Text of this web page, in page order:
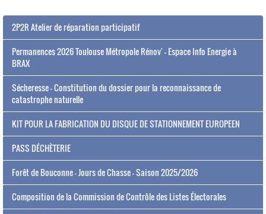
2P2R Atelier de réparation participatif
Permanences 2026 Toulouse Métropole Rénov' - Espace Info Energie à
BRAX
Sécheresse - Constitution du dossier pour la reconnaissance de
catastrophe naturelle
KIT POUR LA FABRICATION DU DISQUE DE STATIONNEMENT EUROPEEN
PASS DÉCHÈTERIE
Forêt de Bouconne - Jours de Chasse - Saison 2025/2026
Composition de la Commission de Contrôle des Listes Électorales